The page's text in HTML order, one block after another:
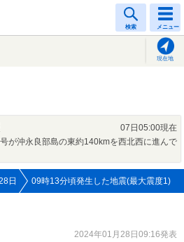
検索 メニュー
現在地
07日05:00現在
が沖永良部島の東約140kmを西北西に進んで
日 09時13分頃発生した地震(最大震度1)
2024年01月28日09:16発表